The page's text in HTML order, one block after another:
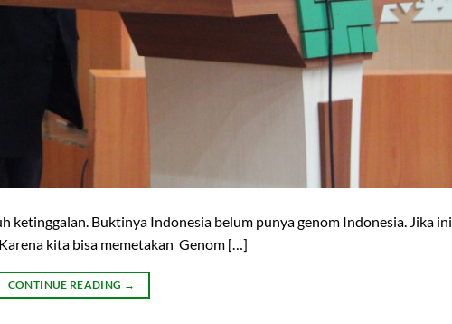
ketinggalan. Buktinya Indonesia belum punya genom Indonesia. Jika ini
kita bisa memetakan Genom […]
CONTINUE READING →